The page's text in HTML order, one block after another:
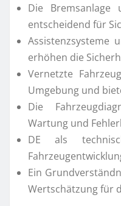
Die Bremsanlage
entscheidend für
Assistenzsysteme
erhöhen die
Vernetzte
Umgebung und
Die
Wartung und
DE als
Ein
Wertschätzung für